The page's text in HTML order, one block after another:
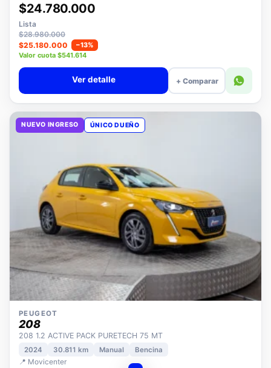
Desde · con financiamiento
$24.780.000
Lista
$28.980.000
$25.180.000
−13%
Valor cuota $541.614
+ Comparar
NUEVO INGRESO
PEUGEOT
208
208 1.2 ACTIVE PACK PURETECH 75 MT
2024 30.811 km